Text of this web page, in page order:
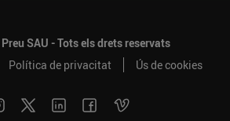
SAU - Tots els drets reservats
Política de privacitat Ús de cookies